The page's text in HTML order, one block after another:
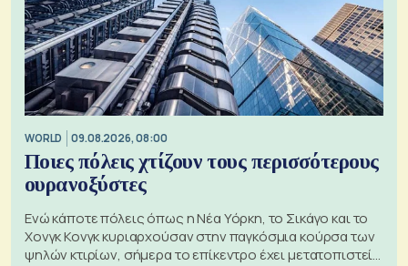
WORLD 09.08.2026, 08:00
Ποιες πόλεις χτίζουν τους περισσότερους
ουρανοξύστες
Ενώ κάποτε πόλεις όπως η Νέα Υόρκη, το Σικάγο και το
Χονγκ Κονγκ κυριαρχούσαν στην παγκόσμια κούρσα των
ψηλών κτιρίων, σήμερα το επίκεντρο έχει μετατοπιστεί